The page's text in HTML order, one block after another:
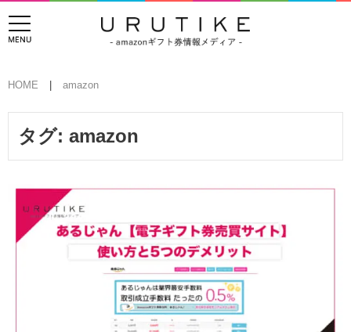
HOME amazon
タグ: amazon